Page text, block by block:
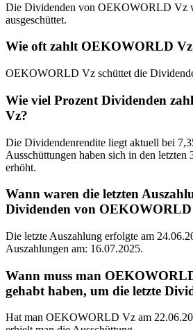
Die Dividenden von OEKOWORLD Vz
ausgeschüttet.
Wie oft zahlt OEKOWORLD
OEKOWORLD Vz schüttet die
Wie viel Prozent Dividenden
Vz?
Die Dividendenrendite liegt aktuell bei
Ausschüttungen haben sich in den letzten
erhöht.
Wann waren die letzten
Dividenden von OEKOWORLD
Die letzte Auszahlung erfolgte am
Auszahlungen am: 16.07.2025.
Wann muss man
gehabt haben, um die letzte
Hat man OEKOWORLD Vz am